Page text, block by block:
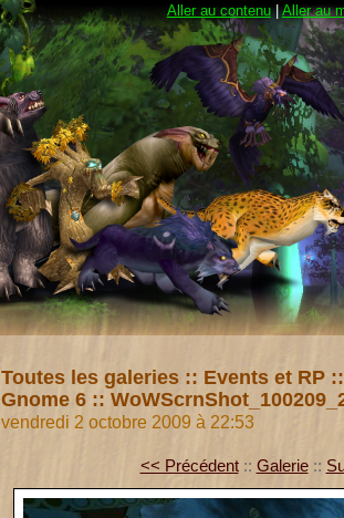
Aller au contenu|Aller au
Toutes les galeries :: Events et RP
Gnome 6 ::
vendredi 2 octobre 2009 à 22:53
<< Précédent :: Galerie ::